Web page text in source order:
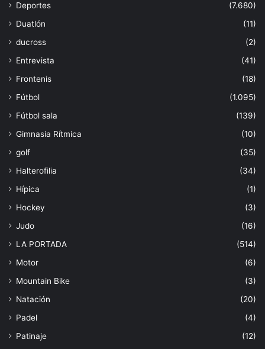
Deportes
(7.680)
Duatlón
(11)
ducross
(2)
Entrevista
(41)
Frontenis
(18)
Fútbol
(1.095)
Fútbol sala
(139)
Gimnasia Rítmica
(10)
golf
(35)
Halterofilia
(34)
Hípica
(1)
Hockey
(3)
Judo
(16)
LA PORTADA
(514)
Motor
(6)
Mountain Bike
(3)
Natación
(20)
Padel
(4)
Patinaje
(12)